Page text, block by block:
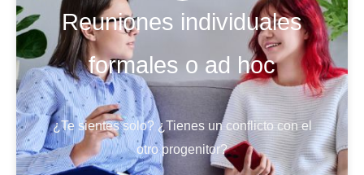
Reuniones individuales
formales o ad hoc
¿Te sientes solo? ¿Tienes un conflicto con el
otro progenitor?